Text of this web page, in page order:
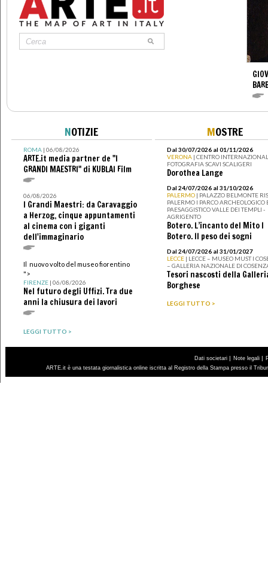
NOTIZIE
ROMA| 06/08/2026
ARTE.it media partner de "I
GRANDI MAESTRI" di KUBLAI Film
06/08/2026
I Grandi Maestri: da Caravaggio
a Herzog, cinque appuntamenti
al cinema con i giganti
dell'immaginario
Il nuovo volto del museo fiorentino
">
FIRENZE| 06/08/2026
Nel futuro degli Uffizi. Tra due
anni la chiusura dei lavori
LEGGI TUTTO >
MOSTRE
Dal 30/07/2026 al 01/11/2026
VERONA | CENTRO
FOTOGRAFIA SCAVI SCALIGERI
Dorothea Lange
Dal 24/07/2026 al 31/10/2026
PALERMO | PALAZZO BELMONTE
PALERMO I PARCO ARCHEOLOGICO
PAESAGGISTICO VALLE DEI TEMPLI -
AGRIGENTO
Botero. L’incanto del Mito I
Botero. Il peso dei sogni
Dal 24/07/2026 al 31/01/2027
LECCE | LECCE – MUSEO MUST I
– GALLERIA NAZIONALE DI
Tesori nascosti della
Borghese
LEGGI TUTTO >
Dati societari | Note legali |
ARTE.it è una testata giornalistica online iscritta al Registro della Stampa presso il